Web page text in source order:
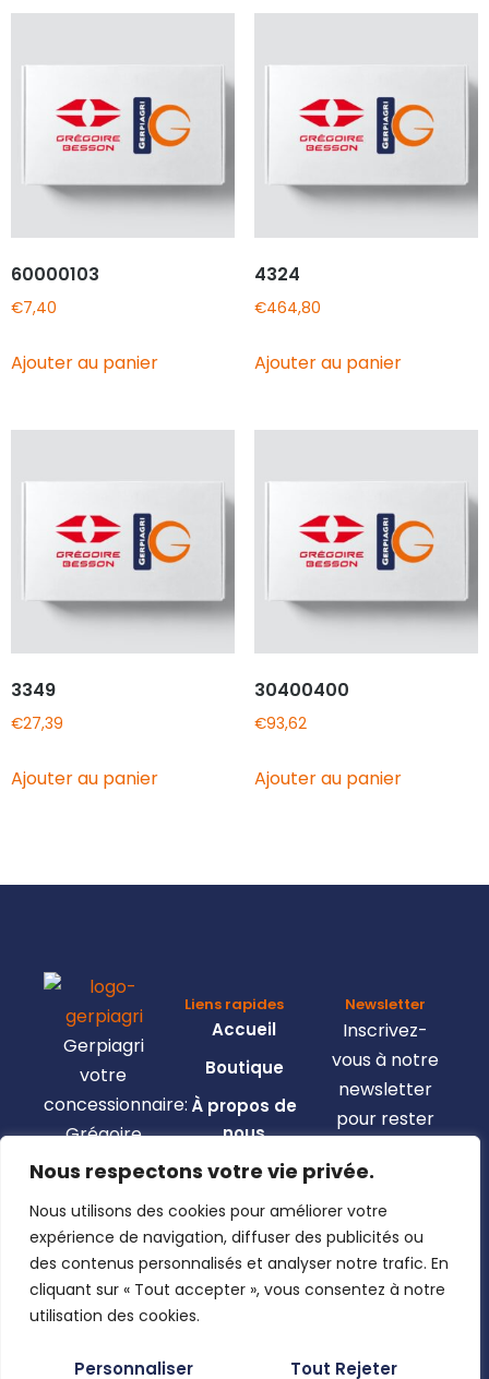
Nous respectons votre vie privée.
Nous utilisons des cookies pour améliorer votre
expérience de navigation, diffuser des publicités ou
des contenus personnalisés et analyser notre trafic. En
cliquant sur « Tout accepter », vous consentez à notre
utilisation des cookies.
Personnaliser Tout Rejeter
60000103
€7,40
Ajouter au panier
4324
€464,80
Ajouter au panier
3349
€27,39
Ajouter au panier
30400400
€93,62
Ajouter au panier
Gerpiagri
votre
concessionnaire:
Grégoire
Besson,
Josking,
Wacker
Neuson,
Clemens, …
Liens rapides
Accueil
Boutique
À propos de
nous
Nous
Mon compte
Pages légales
Mentions
Newsletter
Inscrivez-
vous à notre
newsletter
pour rester
toutes les
nouveautés.